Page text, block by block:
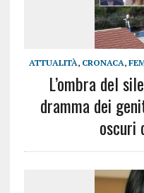
ATTUALITÀ, CRONACA,
L’ombra del
dramma dei
oscuri